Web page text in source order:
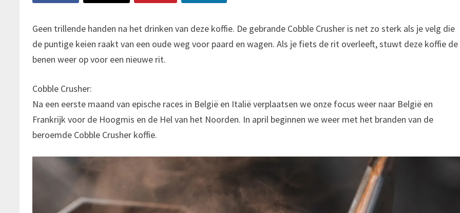
Geen trillende handen na het drinken van deze koffie. De gebrande Cobble Crusher is net zo sterk als je velg die
de puntige keien raakt van een oude weg voor paard en wagen. Als je fiets de rit overleeft, stuwt deze koffie de
benen weer op voor een nieuwe rit.
Cobble Crusher:
Na een eerste maand van epische races in België en Italië verplaatsen we onze focus weer naar België en
Frankrijk voor de Hoogmis en de Hel van het Noorden. In april beginnen we weer met het branden van de
beroemde Cobble Crusher koffie.